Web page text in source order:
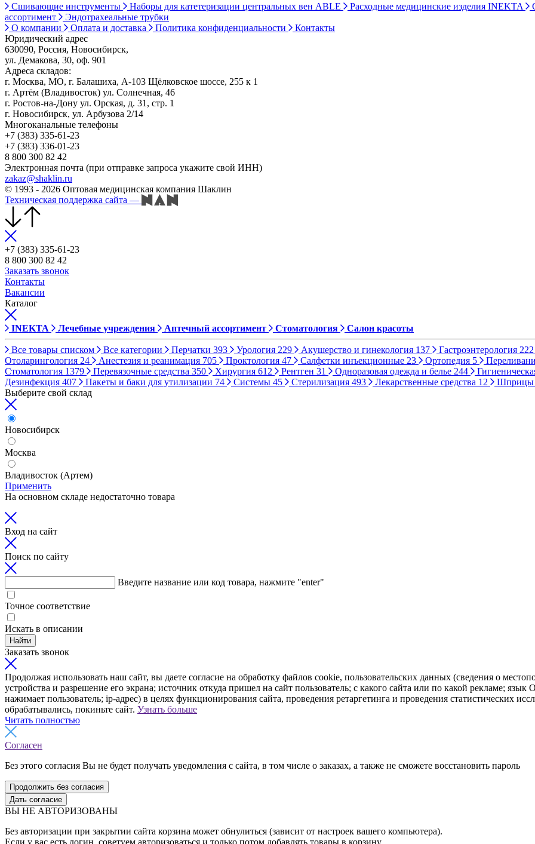
Сшивающие инструменты
Наборы для катетеризации центральных вен ABLE Расходные медицинские изделия INEKTA
ассортимент
Эндотрахеальные трубки
О компании
Оплата и доставка Политика конфиденциальности
Контакты
Юридический адрес
630090, Россия, Новосибирск,
ул. Демакова, 30, оф. 901
Адреса складов:
г. Москва, МО, г. Балашиха, А-103 Щёлковское шоссе, 255 к 1
г. Артём (Владивосток) ул. Солнечная, 46
г. Ростов-на-Дону ул. Орская, д. 31, стр. 1
г. Новосибирск, ул. Арбузова 2/14
Многоканальные телефоны
+7 (383) 335-61-23
+7 (383) 336-01-23
8 800 300 82 42
Электронная почта (при отправке запроса укажите свой ИНН)
zakaz@shaklin.ru
© 1993 - 2026 Оптовая медицинская компания Шаклин
Техническая поддержка сайта —
+7 (383) 335-61-23
8 800 300 82 42
Заказать звонок
Контакты
Вакансии
Каталог
INEKTA Лечебные учреждения Аптечный ассортимент Стоматология Салон красоты
Все товары списком Все категории Перчатки 393 Урология 229 Акушерство и гинекология 137 Гастроэнтерология 222
Отоларингология 24 Анестезия и реанимация 705 Проктология 47 Салфетки инъекционные 23 Ортопедия 5
Стоматология 1379 Перевязочные средства 350 Хирургия 612 Рентген 31 Одноразовая одежда и белье 244
Дезинфекция 407 Пакеты и баки для утилизации 74 Системы 45 Стерилизация 493 Лекарственные средства 12 Шприцы
Выберите свой склад
Новосибирск
Москва
Владивосток (Артем)
Применить
На основном складе недостаточно товара
Вход на сайт
Поиск по сайту
Введите название или код товара, нажмите "enter"
Точное соответствие
Искать в описании
Найти
Заказать звонок
Продолжая использовать наш сайт, вы даете согласие на обработку файлов cookie, пользовательских данных (сведения о
устройства и разрешение его экрана; источник откуда пришел на сайт пользователь; с какого сайта или по какой рекламе;
нажимает пользователь; ip-адрес) в целях функционирования сайта, проведения ретаргетинга и проведения статистических
обрабатывались, покиньте сайт. Узнать больше
Читать полностью
Согласен
Без этого согласия Вы не будет получать уведомления с сайта, в том числе о заказах, а также не сможете восстановить пароль
Продолжить без согласия
Дать согласие
ВЫ НЕ АВТОРИЗОВАНЫ
Без авторизации при закрытии сайта корзина может обнулиться (зависит от настроек вашего компьютера).